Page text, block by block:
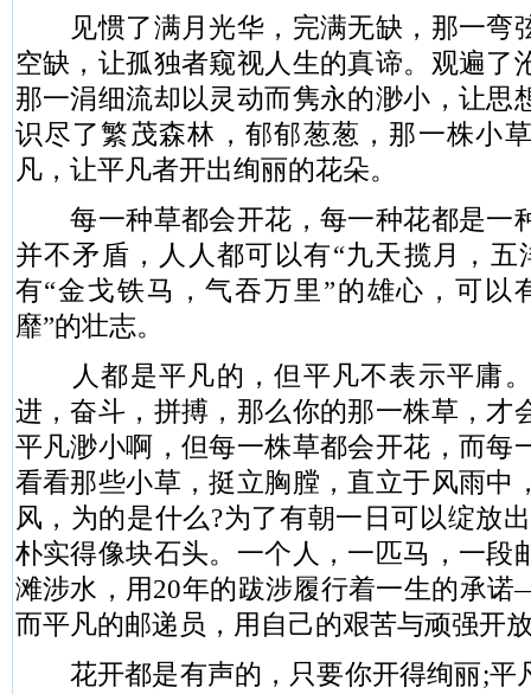
见惯了满月光华，完满无缺，那一弯
空缺，让孤独者窥视人生的真谛。观遍了
那一涓细流却以灵动而隽永的渺小，让思
识尽了繁茂森林，郁郁葱葱，那一株小
凡，让平凡者开出绚丽的花朵。
每一种草都会开花，每一种花都是一
并不矛盾，人人都可以有“九天揽月，五
有“金戈铁马，气吞万里”的雄心，可以
靡”的壮志。
人都是平凡的，但平凡不表示平庸。
进，奋斗，拼搏，那么你的那一株草，才
平凡渺小啊，但每一株草都会开花，而每
看看那些小草，挺立胸膛，直立于风雨中
风，为的是什么?为了有朝一日可以绽放
朴实得像块石头。一个人，一匹马，一段
滩涉水，用20年的跋涉履行着一生的承
而平凡的邮递员，用自己的艰苦与顽强开
花开都是有声的，只要你开得绚丽;平